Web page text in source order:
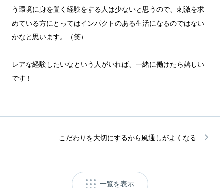
う環境に身を置く経験をする人は少ないと思うので、刺激を求
めている方にとってはインパクトのある生活になるのではない
かなと思います。（笑）
レアな経験したいなという人がいれば、一緒に働けたら嬉しい
です！
こだわりを大切にするから風通しがよくなる
一覧を表示